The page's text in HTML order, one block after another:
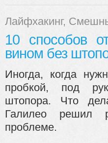
Лайфхакинг,
10 способов
вином без
Иногда, когда
пробкой, под
штопора. Что
Галилео решил
проблеме.